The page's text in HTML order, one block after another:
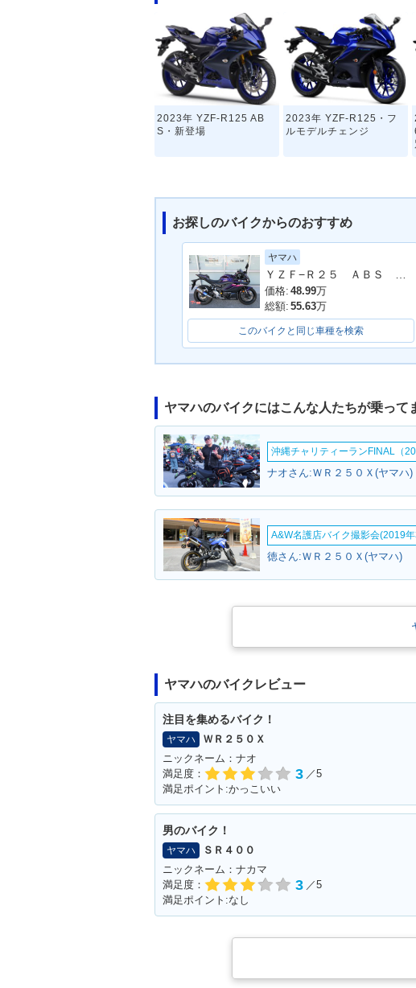
2023年 YZF-R125 AB
S・新登場
2023年 YZF-R125・フ
ルモデルチェンジ
2019年 YZF-R125・フ
ルモデルチェンジ
2018年 YZF-R125
お探しのバイクからのおすすめ
ヤマハ
価格: 48.99万
総額: 55.63万
このバイクと同じ車種を検索
ヤマハのバイクにはこんな人たちが乗って
沖縄チャリティーランFINAL（
ナオさん:ＷＲ２５０Ｘ(ヤマハ)
A&W名護店バイク撮影会(2019
徳さん:ＷＲ２５０Ｘ(ヤマハ)
ヤマハのバイクレビュー
注目を集めるバイク！
ヤマハ
ＷＲ２５０Ｘ
ニックネーム：ナオ
満足度：
3 ／5
満足ポイント:かっこいい
男のバイク！
ヤマハ
ＳＲ４００
ニックネーム：ナカマ
満足度：
3 ／5
満足ポイント:なし